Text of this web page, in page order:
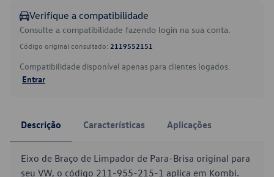
Verifique a compatibilidade
Consulte a compatibilidade fazendo login na sua conta.
Código original consultado: 2119552151
Compatibilidade disponível apenas para clientes logados.
Entrar
Descrição Características Aplicações
Eixo de Braço de Limpador de Para-Brisa original para
seu VW, o código 211-955-215-1 aplica em Kombi.